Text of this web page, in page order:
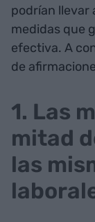
podrían llevar
medidas que
efectiva. A
de
1. Las
mitad
las